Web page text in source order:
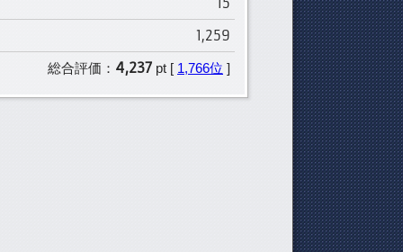
1,259
総合評価： 4,237 pt [ 1,766位 ]